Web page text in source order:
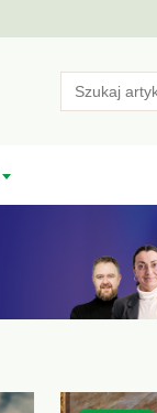
Search
for: